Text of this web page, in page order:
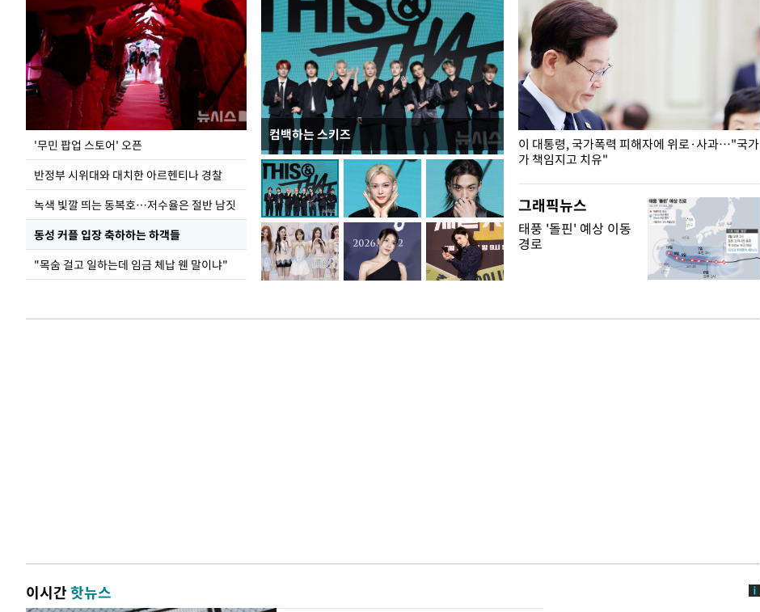
'무민 팝업 스토어' 오픈
반정부 시위대와 대치한 아르헨티나 경찰
녹색 빛깔 띄는 동복호…저수율은 절반 남짓
동성 커플 입장 축하하는 하객들
"목숨 걸고 일하는데 임금 체납 웬 말이냐"
컴백하는 스키즈
지석천 뒤덮은 개구리밥
이 대통령, 국가폭력 피해자에 위로·사과…"국가
가 책임지고 치유"
그래픽뉴스
태풍 '돌핀' 예상 이동
경로
이시간핫뉴스